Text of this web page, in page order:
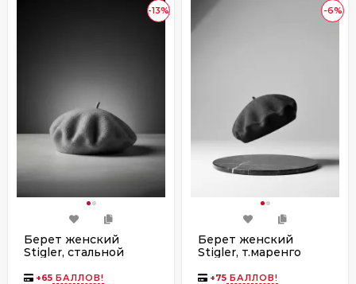
-13%
Берет женский
Stigler, стальной
+65 БАЛЛОВ!
-6%
Берет женский
Stigler, т.маренго
+75 БАЛЛОВ!